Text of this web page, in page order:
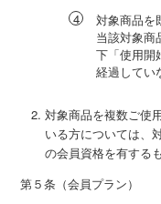
対象商品を
当該対象商
下「使用開
経過してい
対象商品を複数ご使
いる方については、
の会員資格を有する
第５条（会員プラン）